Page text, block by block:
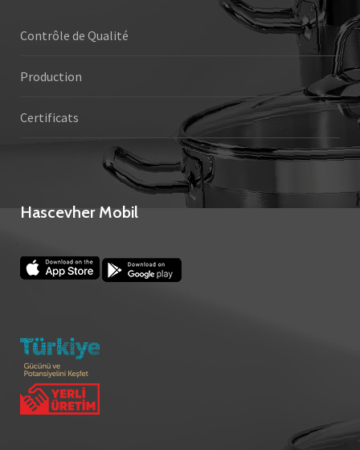
Contrôle de Qualité
Production
Certificats
Hascevher Mobil